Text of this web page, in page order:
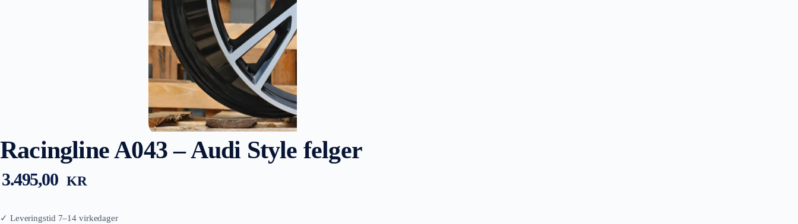
Racingline A043 – Audi Style felger
3.495,00 KR